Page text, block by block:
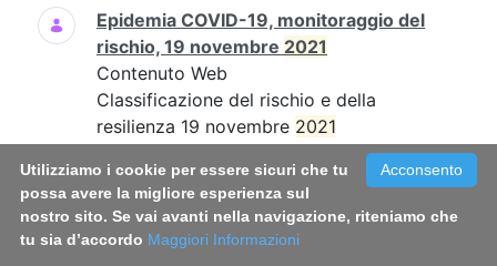
Epidemia COVID-19, monitoraggio del
rischio, 19 novembre 2021
Contenuto Web
Classificazione del rischio e della
resilienza 19 novembre 2021
Aggiornamento EPI...19_novembre_21.pdf
Epidemia COVID-19, monitoraggio del
rischio, 19 novembre...
Acconsento
Utilizziamo i cookie per essere sicuri che tu
possa avere la migliore esperienza sul
nostro sito. Se vai avanti nella navigazione, riteniamo che
tu sia d’accordo Maggiori Informazioni